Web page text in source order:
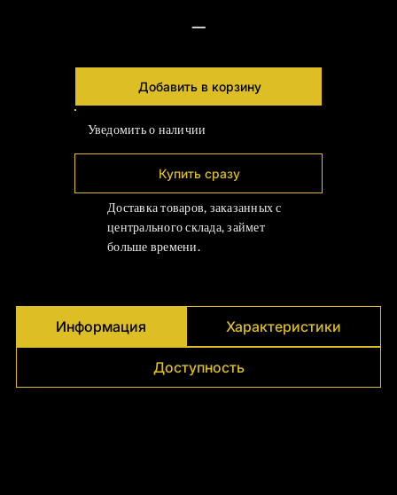
—
Добавить в корзину
Уведомить о наличии
Купить сразу
Доставка товаров, заказанных с
центрального склада, займет
больше времени.
Информация Характеристики
Доступность